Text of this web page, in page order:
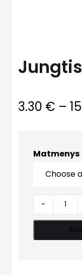
3.30 € –
Matmenys
tiesi
quantity
-